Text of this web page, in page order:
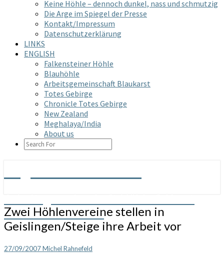
Keine Höhle – dennoch dunkel, nass und schmutzig
Die Arge im Spiegel der Presse
Kontakt/Impressum
Datenschutzerklärung
LINKS
ENGLISH
Falkensteiner Höhle
Blauhöhle
Arbeitsgemeinschaft Blaukarst
Totes Gebirge
Chronicle Totes Gebirge
New Zealand
Meghalaya/India
About us
SEARCH
ICON
Grabenstetten e.V.
Zwei
Höhlenvereine
stellen
Geislingen/Steige
Zwei Höhlenvereine stellen in
Geislingen/Steige ihre Arbeit vor
27/09/2007Michel Rahnefeld